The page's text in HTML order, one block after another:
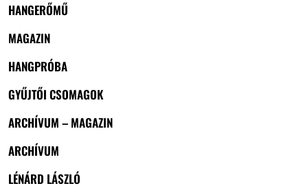
HANGERŐMŰ
MAGAZIN
HANGPRÓBA
GYŰJTŐI CSOMAGOK
ARCHÍVUM – MAGAZIN
ARCHÍVUM
LÉNÁRD LÁSZLÓ